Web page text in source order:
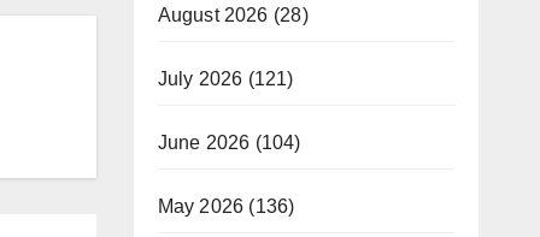
August 2026 (28)
July 2026 (121)
June 2026 (104)
May 2026 (136)